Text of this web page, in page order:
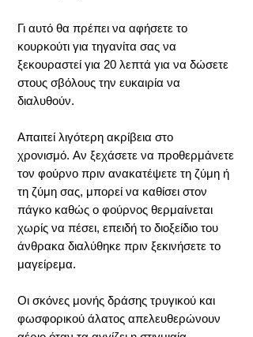
Γι αυτό θα πρέπει να αφήσετε το
κουρκούτι για τηγανίτα σας να
ξεκουραστεί για 20 λεπτά για να δώσετε
στους σβόλους την ευκαιρία να
διαλυθούν.
Απαιτεί λιγότερη ακρίβεια στο
χρονισμό. Αν ξεχάσετε να προθερμάνετε
τον φούρνο πριν ανακατέψετε τη ζύμη ή
τη ζύμη σας, μπορεί να καθίσει στον
πάγκο καθώς ο φούρνος θερμαίνεται
χωρίς να πέσει, επειδή το διοξείδιο του
άνθρακα διαλύθηκε πριν ξεκινήσετε το
μαγείρεμα.
Οι σκόνες μονής δράσης τρυγικού και
φωσφορικού άλατος απελευθερώνουν